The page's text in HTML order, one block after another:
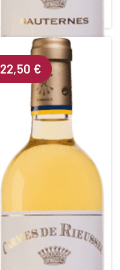
SAUTERNES
LES CARMES DE RIEUSSEC
Second Vin du 1er Grand Cru Classé
White • 2017
SAUTERNES
22,50 €